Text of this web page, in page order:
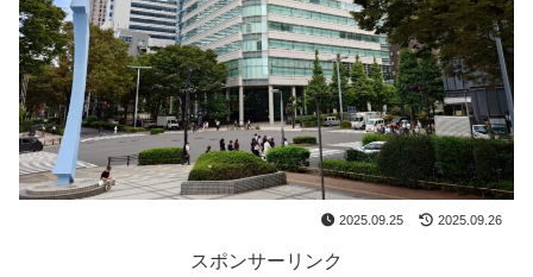
2025.09.25 2025.09.26
スポンサーリンク